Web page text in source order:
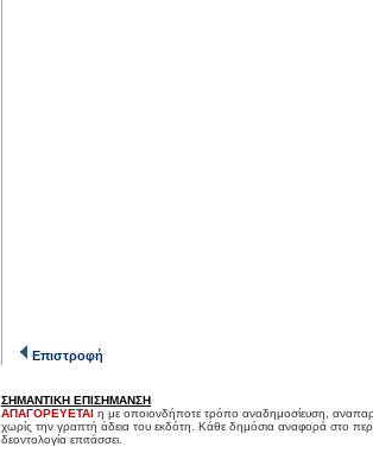
Επιστροφή
ΣΗΜΑΝΤΙΚΗ ΕΠΙΣΗΜΑΝΣΗ
ΑΠΑΓΟΡΕΥΕΤΑΙ η με οποιονδήποτε τρόπο αναδημοσίευση,
χωρίς την γραπτή άδεια του εκδότη. Κάθε δημόσια αναφορά στο
δεοντολογία επιτάσσει.